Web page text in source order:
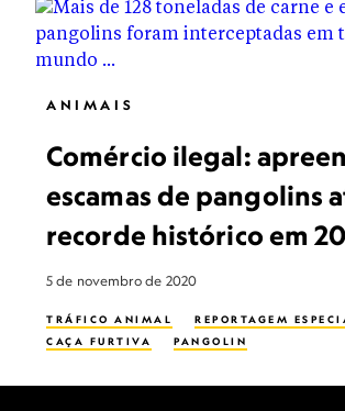
ANIMAIS
Comércio ilegal:
escamas de pangolins
recorde histórico em
5 de novembro de 2020
TRÁFICO ANIMAL
REPORTAGEM
CAÇA FURTIVA
PANGOLIN